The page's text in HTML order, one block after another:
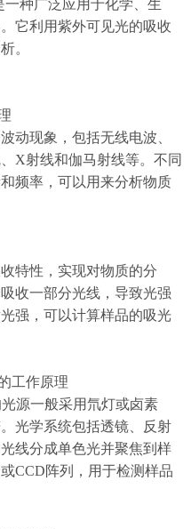
一种广泛应用于化学、生
它利用紫外可见光的吸收
。
现象，包括无线电波、
X射线和伽马射线等。不同
频率，可以用来分析物质
性，实现对物质的分
收一部分光线，导致光强
强，可以计算样品的吸光
工作原理
源一般采用氘灯或卤素
光学系统包括透镜、反射
线分成单色光并聚焦到样
CCD阵列，用于检测样品